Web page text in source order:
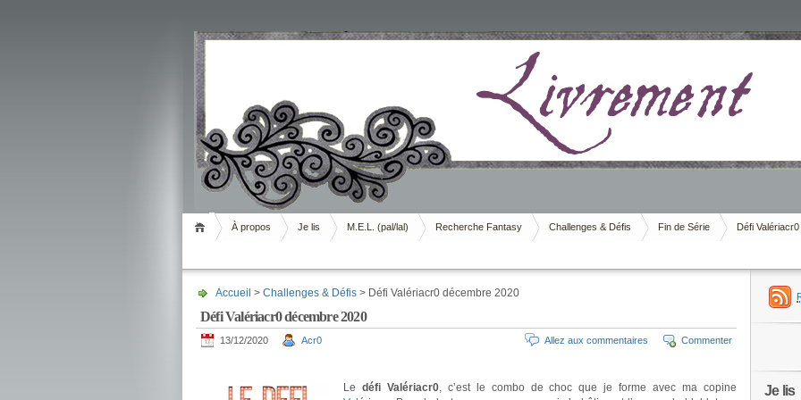
Livrement
À propos Je lis M.E.L. (pal/lal) Recherche Fantasy Challenges & Défis Fin de Série Défi Valériacr0
Accueil > Challenges & Défis > Défi Valériacr0 décembre 2020
Défi Valériacr0 décembre 2020
13/12/2020 Acr0 Commenter
Allez aux commentaires
Le défi Valériacr0, c’est le combo de choc que je forme avec ma copine
Je lis